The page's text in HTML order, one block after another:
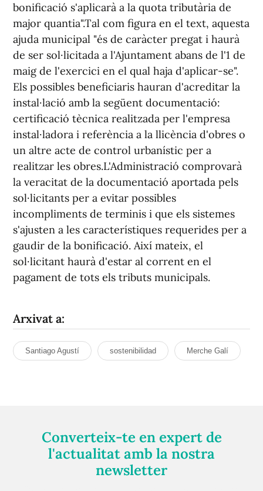
bonificació s'aplicarà a la quota tributària de
major quantia".Tal com figura en el text, aquesta
ajuda municipal "és de caràcter pregat i haurà
de ser sol·licitada a l'Ajuntament abans de l'1 de
maig de l'exercici en el qual haja d'aplicar-se".
Els possibles beneficiaris hauran d'acreditar la
instal·lació amb la següent documentació:
certificació tècnica realitzada per l'empresa
instal·ladora i referència a la llicència d'obres o
un altre acte de control urbanístic per a
realitzar les obres.L'Administració comprovarà
la veracitat de la documentació aportada pels
sol·licitants per a evitar possibles
incompliments de terminis i que els sistemes
s'ajusten a les característiques requerides per a
gaudir de la bonificació. Així mateix, el
sol·licitant haurà d'estar al corrent en el
pagament de tots els tributs municipals.
Arxivat a:
Santiago Agustí sostenibilidad Merche Galí
Converteix-te en expert de
l'actualitat amb la nostra
newsletter